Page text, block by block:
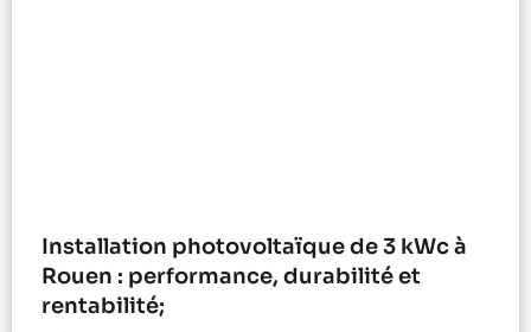
Installation photovoltaïque de 3 kWc à
Rouen : performance, durabilité et
rentabilité;